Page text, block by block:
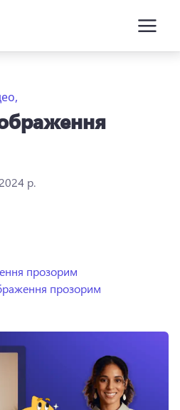
р.
прозорим
прозорим